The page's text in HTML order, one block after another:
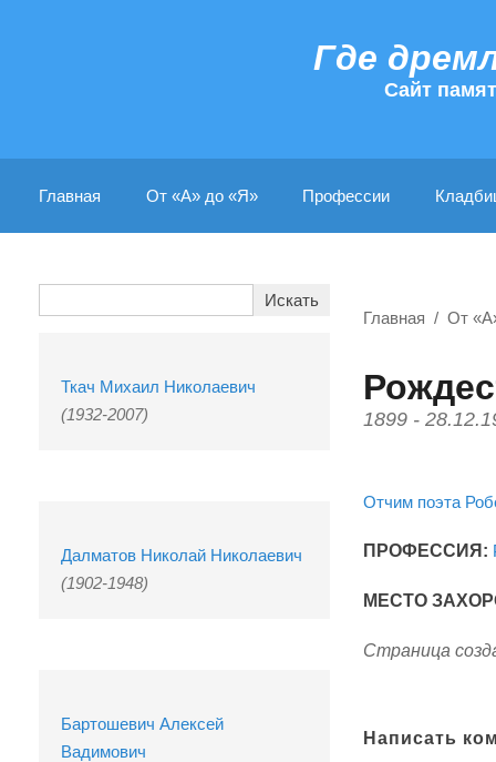
Где
Cайт
Главная От «А» до «Я» Профессии
Ткач Михаил Николаевич
(1932-2007)
Далматов Николай Николаевич
(1902-1948)
Бартошевич Алексей
Вадимович
Главная От
1899 -
Отчим поэта
ПРОФЕССИЯ:
МЕСТО
Страница
Написать